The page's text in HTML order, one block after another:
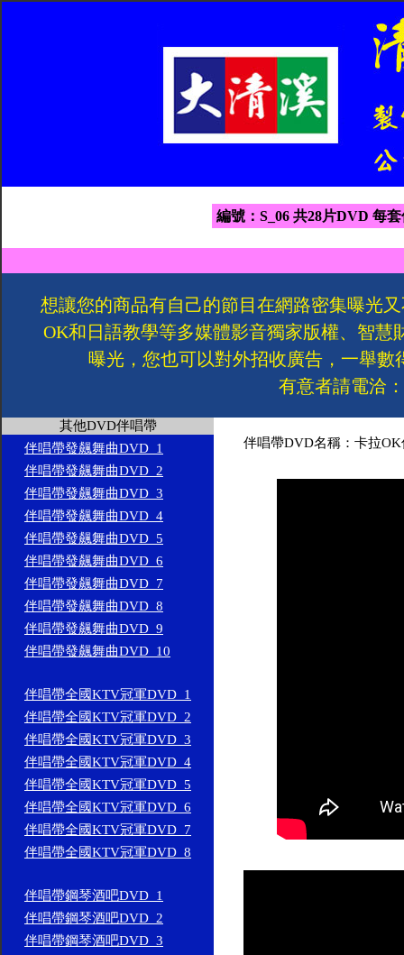
編號：S_06 共28片DVD 每
想讓您的商品有自己的節目在網路密集曝光
OK和日語教學等多媒體影音獨家版權、智
曝光，您也可以對外招收廣告，一舉
有意者請電洽
其他DVD伴唱帶
伴唱帶發飆舞曲DVD_1
伴唱帶發飆舞曲DVD_2
伴唱帶發飆舞曲DVD_3
伴唱帶發飆舞曲DVD_4
伴唱帶發飆舞曲DVD_5
伴唱帶發飆舞曲DVD_6
伴唱帶發飆舞曲DVD_7
伴唱帶發飆舞曲DVD_8
伴唱帶發飆舞曲DVD_9
伴唱帶發飆舞曲DVD_10
伴唱帶全國KTV冠軍DVD_1
伴唱帶全國KTV冠軍DVD_2
伴唱帶全國KTV冠軍DVD_3
伴唱帶全國KTV冠軍DVD_4
伴唱帶全國KTV冠軍DVD_5
伴唱帶全國KTV冠軍DVD_6
伴唱帶全國KTV冠軍DVD_7
伴唱帶全國KTV冠軍DVD_8
伴唱帶鋼琴酒吧DVD_1
伴唱帶鋼琴酒吧DVD_2
伴唱帶鋼琴酒吧DVD_3
伴唱帶DVD名稱：卡拉